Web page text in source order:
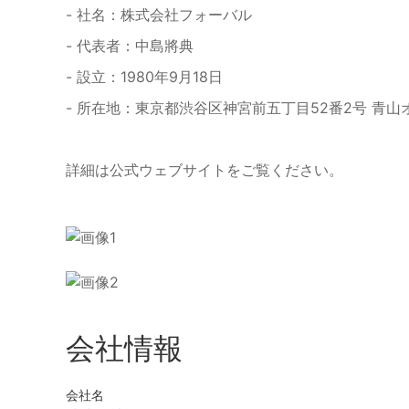
- 社名：株式会社フォーバル
- 代表者：中島將典
- 設立：1980年9月18日
- 所在地：東京都渋谷区神宮前五丁目52番2号 青山
詳細は公式ウェブサイトをご覧ください。
会社情報
会社名